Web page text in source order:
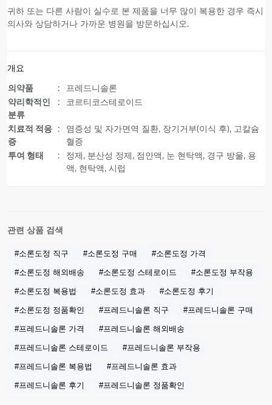
귀하 또는 다른 사람이 실수로 본 제품을 너무 많이 복용한 경우 즉시
의사와 상담하거나 가까운 병원을 방문하십시오.
개요
의약품 :
프레드니솔론
약리학적인
분류
: 코르티코스테로이드
치료적 적응
증
:
염증성 및 자가면역 질환, 장기거부(이식 후), 고칼슘
혈증
투여 형태
:
정제, 분산성 정제, 점안액, 눈 현탁액, 경구 방울, 용
액, 현탁액, 시럽
관련 상품 검색
#소론도정 직구 #소론도정 구매 #소론도정 가격
#소론도정 해외배송 #소론도정 스테로이드 #소론도정 부작용
#소론도정 복용법 #소론도정 효과 #소론도정 후기
#소론도정 정품확인 #프레드니솔론 직구 #프레드니솔론 구매
#프레드니솔론 가격 #프레드니솔론 해외배송
#프레드니솔론 스테로이드 #프레드니솔론 부작용
#프레드니솔론 복용법 #프레드니솔론 효과
#프레드니솔론 후기 #프레드니솔론 정품확인